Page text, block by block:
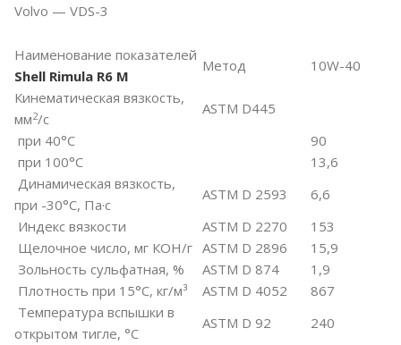
Volvo — VDS-3
Наименование показателей
Shell Rimula R6 M
Метод
10W-40
Кинематическая вязкость,
мм2/с
ASTM D445
при 40°C
90
при 100°C
13,6
Динамическая вязкость,
при -30°С, Па·с
ASTM D 2593
6,6
Индекс вязкости
ASTM D 2270
153
Щелочное число, мг КОН/г ASTM D 2896
15,9
Зольность сульфатная, %
ASTM D 874
1,9
Плотность при 15°C, кг/м³
ASTM D 4052
867
Температура вспышки в
открытом тигле, °C
ASTM D 92
240